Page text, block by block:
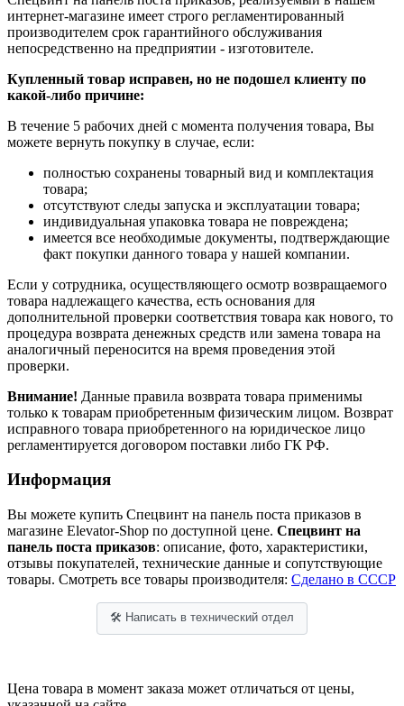
интернет-магазине имеет строго регламентированный
производителем срок гарантийного обслуживания
непосредственно на предприятии - изготовителе.
Купленный товар исправен, но не подошел клиенту по
какой-либо причине:
В течение 5 рабочих дней с момента получения товара, Вы
можете вернуть покупку в случае, если:
полностью сохранены товарный вид и комплектация
товара;
отсутствуют следы запуска и эксплуатации товара;
индивидуальная упаковка товара не повреждена;
имеется все необходимые документы, подтверждающие
факт покупки данного товара у нашей компании.
Если у сотрудника, осуществляющего осмотр возвращаемого
товара надлежащего качества, есть основания для
дополнительной проверки соответствия товара как нового, то
процедура возврата денежных средств или замена товара на
аналогичный переносится на время проведения этой
проверки.
Внимание! Данные правила возврата товара применимы
только к товарам приобретенным физическим лицом. Возврат
исправного товара приобретенного на юридическое лицо
регламентируется договором поставки либо ГК РФ.
Информация
Вы можете купить Спецвинт на панель поста приказов в
магазине Elevator-Shop по доступной цене. Спецвинт на
панель поста приказов: описание, фото, характеристики,
отзывы покупателей, технические данные и сопутствующие
товары. Смотреть все товары производителя: Сделано в СССР
🛠 Написать в технический отдел
Цена товара в момент заказа может отличаться от цены,